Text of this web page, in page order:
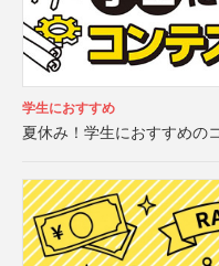
学生におすすめ
夏休み！学生におすすめの